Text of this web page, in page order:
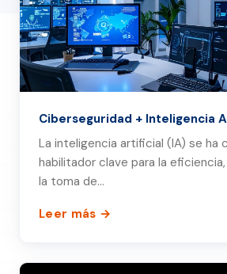
Ciberseguridad + Inteligencia
La inteligencia artificial (IA) se ha
habilitador clave para la
la toma de…
Leer más →